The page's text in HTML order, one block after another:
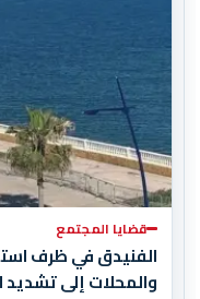
قضايا المجتمع
الفنيدق في ظرف
والمحلات إلى تشديد